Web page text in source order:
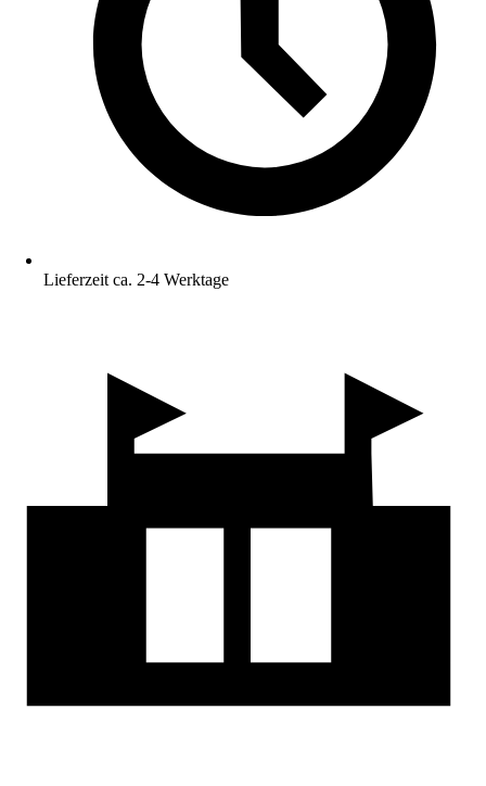
Lieferzeit ca. 2-4 Werktage